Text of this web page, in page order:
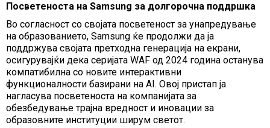
Посветеноста на Samsung за долгорочна поддршка
Во согласност со својата посветеност за унапредување
на образованието, Samsung ќе продолжи да ја
поддржува својата претходна генерација на екрани,
осигурувајќи дека серијата WAF од 2024 година останува
компатибилна со новите интерактивни
функционалности базирани на AI. Овој пристап ја
нагласува посветеноста на компанијата за
обезбедување трајна вредност и иновации за
образовните институции ширум светот.